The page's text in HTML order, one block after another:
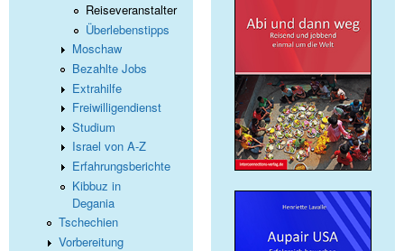
Reiseveranstalter
Überlebenstipps
Moschaw
Bezahlte Jobs
Extrahilfe
Freiwilligendienst
Studium
Israel von A-Z
Erfahrungsberichte
Kibbuz in
Degania
Tschechien
Vorbereitung